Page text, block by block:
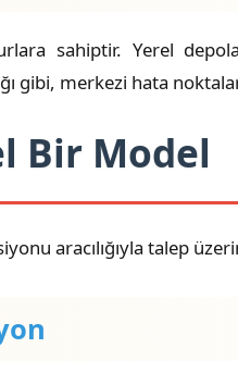
sahiptir. Yerel
gibi, merkezi hata
Bir Model
aracılığıyla talep